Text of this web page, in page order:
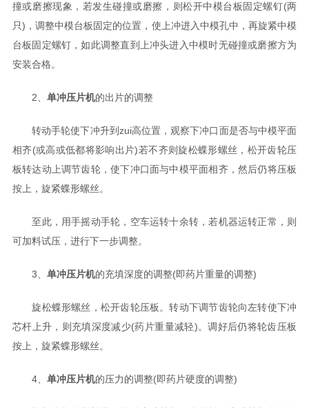
撞或磨擦现象，若发生碰撞或磨擦，则松开中模台板固定螺钉(两
只)，调整中模台板固定的位置，使上冲进入中模孔中，再旋紧中模
台板固定螺钉，如此调整直到上冲头进入中模时无碰撞或磨擦方为
安装合格。
2、 单冲压片机的出片的调整
转动手轮使下冲升到zui高位置，观察下冲口面是否与中模平面
相齐(或高或低都将影响出片)若不齐则旋松蝶形螺丝，松开齿轮压
板转达动上调节齿轮，使下冲口面与中模平面相齐，然后仍将压板
按上，旋紧蝶形螺丝。
至此，用手摇动手轮，空车运转十余转，若机器运转正常，则
可加料试压，进行下一步调整。
3、 单冲压片机的充填深度的调整(即药片重量的调整)
旋松蝶形螺丝，松开齿轮压板。转动下调节齿轮向左转使下冲
芯杆上升，则充填深度减少(药片重量减轻)。调好后仍将轮齿压板
按上，旋紧蝶形螺丝。
4、 单冲压片机的压力的调整(即药片硬度的调整)